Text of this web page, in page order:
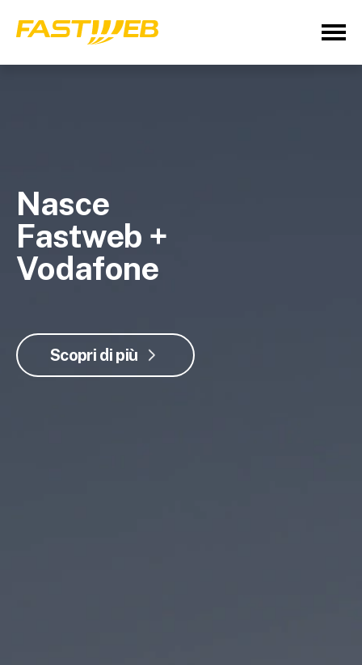
Nasce
Fastweb +
Vodafone
Scopri di più